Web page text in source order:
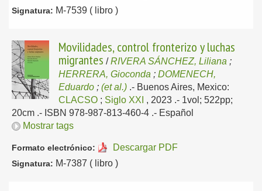
Signatura: M-7539 ( libro )
Movilidades, control fronterizo y luchas
migrantes /RIVERA SÁNCHEZ, Liliana ;
HERRERA, Gioconda ; DOMENECH,
Eduardo ; (et al.) .- Buenos Aires, Mexico:
CLACSO ; Siglo XXI , 2023 .- 1vol; 522pp;
20cm .- ISBN 978-987-813-460-4 .- Español
Mostrar tags
Formato electrónico: Descargar PDF
Signatura: M-7387 ( libro )